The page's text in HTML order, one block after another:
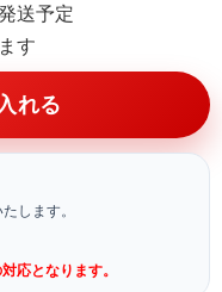
送予定
す
れる
します。
応となります。